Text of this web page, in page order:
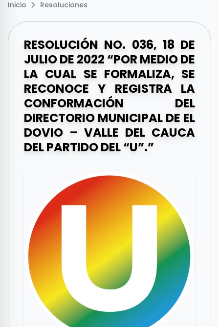
Inicio Resoluciones
RESOLUCIÓN NO. 036, 18 DE
JULIO DE 2022 “POR MEDIO DE
LA CUAL SE FORMALIZA, SE
RECONOCE Y REGISTRA LA
CONFORMACIÓN DEL
DIRECTORIO MUNICIPAL DE EL
DOVIO – VALLE DEL CAUCA
DEL PARTIDO DEL “U”.”